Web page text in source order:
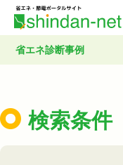
省エネ診断事例
検索条件